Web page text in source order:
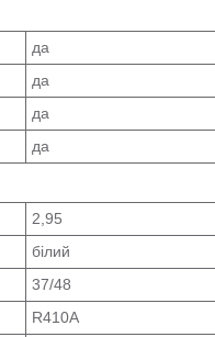
да
да
да
да
2,95
білий
37/48
R410A